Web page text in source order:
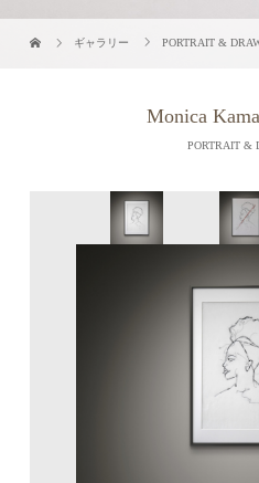
ギャラリー PORTRAIT &
Monica
PORTRAIT &